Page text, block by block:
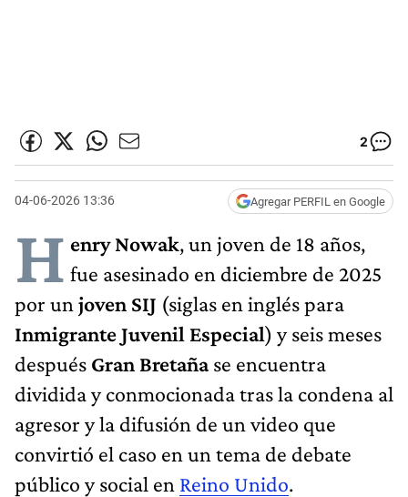
2
04-06-2026 13:36 Agregar PERFIL en Google
H enry Nowak, un joven de 18 años,
fue asesinado en diciembre de 2025
por un joven SIJ (siglas en inglés para
Inmigrante Juvenil Especial) y seis meses
después Gran Bretañase encuentra
dividida y conmocionada tras la condena al
agresor y la difusión de un video que
convirtió el caso en un tema de debate
público y social en Reino Unido.